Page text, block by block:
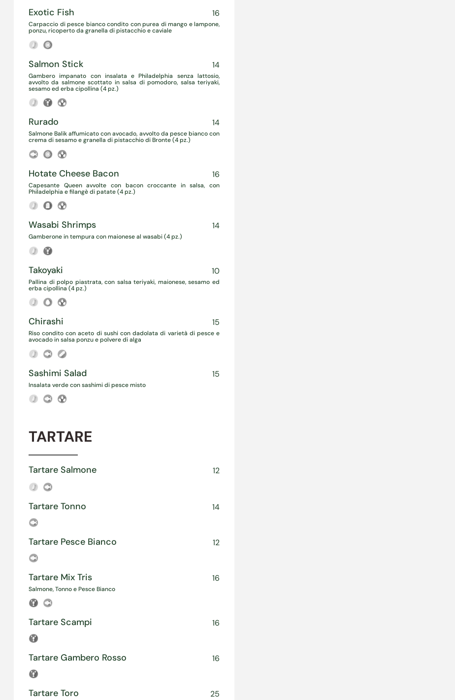
Exotic Fish 16
Carpaccio di pesce bianco condito con purea di mango e lampone,
ponzu, ricoperto da granella di pistacchio e caviale
Salmon Stick 14
Gambero impanato con insalata e Philadelphia senza lattosio,
avvolto da salmone scottato in salsa di pomodoro, salsa teriyaki,
sesamo ed erba cipollina (4 pz.)
Rurado 14
Salmone Balik affumicato con avocado, avvolto da pesce bianco con
crema di sesamo e granella di pistacchio di Bronte (4 pz.)
Hotate Cheese Bacon 16
Capesante Queen avvolte con bacon croccante in salsa, con
Philadelphia e filangè di patate (4 pz.)
Wasabi Shrimps 14
Gamberone in tempura con maionese al wasabi (4 pz.)
Takoyaki 10
Pallina di polpo piastrata, con salsa teriyaki, maionese, sesamo ed
erba cipollina (4 pz.)
Chirashi 15
Riso condito con aceto di sushi con dadolata di varietà di pesce e
avocado in salsa ponzu e polvere di alga
Sashimi Salad 15
Insalata verde con sashimi di pesce misto
TARTARE
Tartare Salmone 12
Tartare Tonno 14
Tartare Pesce Bianco 12
Tartare Mix Tris 16
Salmone, Tonno e Pesce Bianco
Tartare Scampi 16
Tartare Gambero Rosso 16
Tartare Toro 25